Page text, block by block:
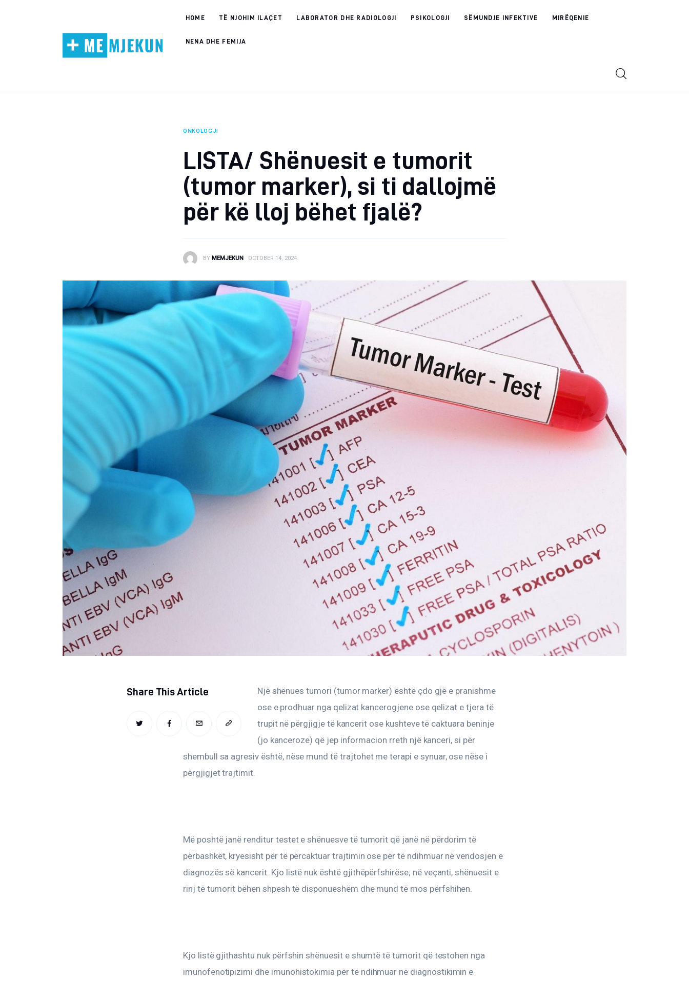
HOME TË NJOHIM ILAÇET LABORATOR DHE RADIOLOGJI PSIKOLOGJI SËMUNDJE INFEKTIVE MIRËQENIE
NENA DHE FEMIJA
Sëmundje infektive
Semundjet e zemres
Të njohim ilaçet/suplementet
ONKOLOGJI
LISTA/ Shënuesit e tumorit
(tumor marker), si ti dallojmë
për kë lloj bëhet fjalë?
BY MEMJEKUN OCTOBER 14, 2024
Share This Article
TWITTERFACEBOOKEMAIL COPY
TO
Një shënues tumori (tumor marker) është çdo gjë e pranishme
ose e prodhuar nga qelizat kancerogjene ose qelizat e tjera të
trupit në përgjigje të kancerit ose kushteve të caktuara beninje
(jo kanceroze) që jep informacion rreth një kanceri, si për
shembull sa agresiv është, nëse mund të trajtohet me terapi e synuar, ose nëse i
përgjigjet trajtimit.
Më poshtë janë renditur testet e shënuesve të tumorit që janë në përdorim të
përbashkët, kryesisht për të përcaktuar trajtimin ose për të ndihmuar në vendosjen e
diagnozës së kancerit. Kjo listë nuk është gjithëpërfshirëse; në veçanti, shënuesit e
rinj të tumorit bëhen shpesh të disponueshëm dhe mund të mos përfshihen.
Kjo listë gjithashtu nuk përfshin shënuesit e shumtë të tumorit që testohen nga
imunofenotipizimi dhe imunohistokimia për të ndihmuar në diagnostikimin e